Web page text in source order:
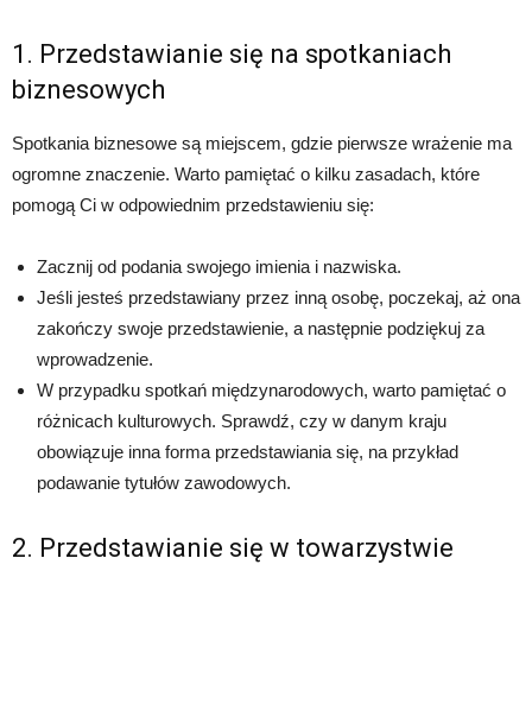
1. Przedstawianie się na spotkaniach
biznesowych
Spotkania biznesowe są miejscem, gdzie pierwsze wrażenie ma
ogromne znaczenie. Warto pamiętać o kilku zasadach, które
pomogą Ci w odpowiednim przedstawieniu się:
Zacznij od podania swojego imienia i nazwiska.
Jeśli jesteś przedstawiany przez inną osobę, poczekaj, aż ona
zakończy swoje przedstawienie, a następnie podziękuj za
wprowadzenie.
W przypadku spotkań międzynarodowych, warto pamiętać o
różnicach kulturowych. Sprawdź, czy w danym kraju
obowiązuje inna forma przedstawiania się, na przykład
podawanie tytułów zawodowych.
2. Przedstawianie się w towarzystwie